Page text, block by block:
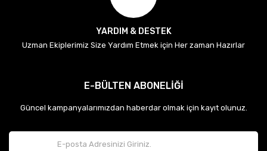
YARDIM & DESTEK
Uzman Ekiplerimiz Size Yardım Etmek için Her zaman Hazırlar
E-BÜLTEN ABONELİĞİ
Güncel kampanyalarımızdan haberdar olmak için kayıt olunuz.